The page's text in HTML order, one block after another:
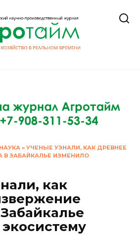
НАУКА » УЧЕНЫЕ УЗНАЛИ, КАК ДРЕВНЕЕ
В ЗАБАЙКАЛЬЕ ИЗМЕНИЛО
как